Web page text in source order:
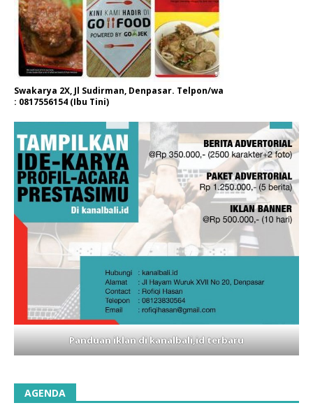
Swakarya 2X, Jl Sudirman, Denpasar. Telpon/wa
: 0817556154 (Ibu Tini)
Panduan iklan di kanalbali,id terbaru
AGENDA